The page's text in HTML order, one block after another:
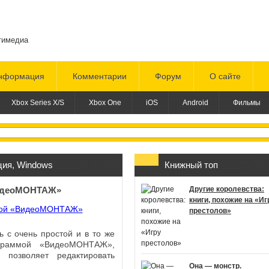
Комментарии Форум О сайте
Xbox Series X/S Xbox One iOS Android Фильмы
, Windows
с очень простой и в то же
«ВидеоМОНТАЖ»,
редактировать
Книжный топ
Другие королевства:
книги, похожие на
престолов»
Она — монстр.